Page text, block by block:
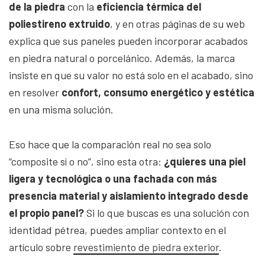
de la piedra con la eficiencia térmica del
poliestireno extruido, y en otras páginas de su web
explica que sus paneles pueden incorporar acabados
en piedra natural o porcelánico. Además, la marca
insiste en que su valor no está solo en el acabado, sino
en resolver confort, consumo energético y estética
en una misma solución.
Eso hace que la comparación real no sea solo
“composite sí o no”, sino esta otra: ¿quieres una piel
ligera y tecnológica o una fachada con más
presencia material y aislamiento integrado desde
el propio panel?Si lo que buscas es una solución con
identidad pétrea, puedes ampliar contexto en el
artículo sobre revestimiento de piedra exterior.